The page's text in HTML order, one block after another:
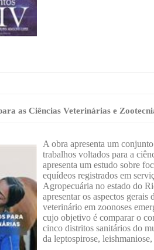
as Ciências Veterinárias e
A obra apresenta um
trabalhos voltados para a
apresenta um estudo sobre
equídeos registrados em
Agropecuária no estado do
apresentar os aspectos
veterinário em zoonoses
cujo objetivo é comparar o
cinco distritos sanitários do
da leptospirose,